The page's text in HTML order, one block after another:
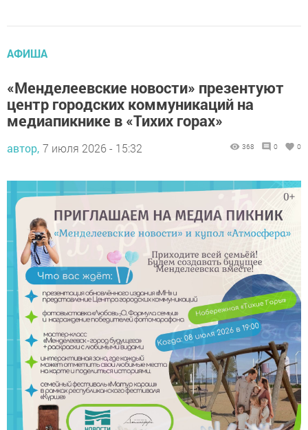
АФИША
«Менделеевские новости» презентуют
центр городских коммуникаций на
медиапикнике в «Тихих горах»
автор, 7 июля 2026 - 15:32 368 0 0